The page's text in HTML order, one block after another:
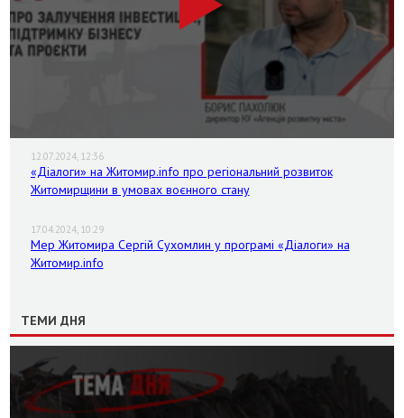
12.07.2024, 12:36
«Діалоги» на Житомир.info про регіональний розвиток
Житомирщини в умовах воєнного стану
17.04.2024, 10:29
Мер Житомира Сергій Сухомлин у програмі «Діалоги» на
Житомир.info
ТЕМИ ДНЯ